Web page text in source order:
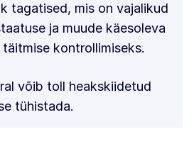
tagatised, mis on vajalikud
ja muude käesoleva
kontrollimiseks.
võib toll heakskiidetud
tühistada.